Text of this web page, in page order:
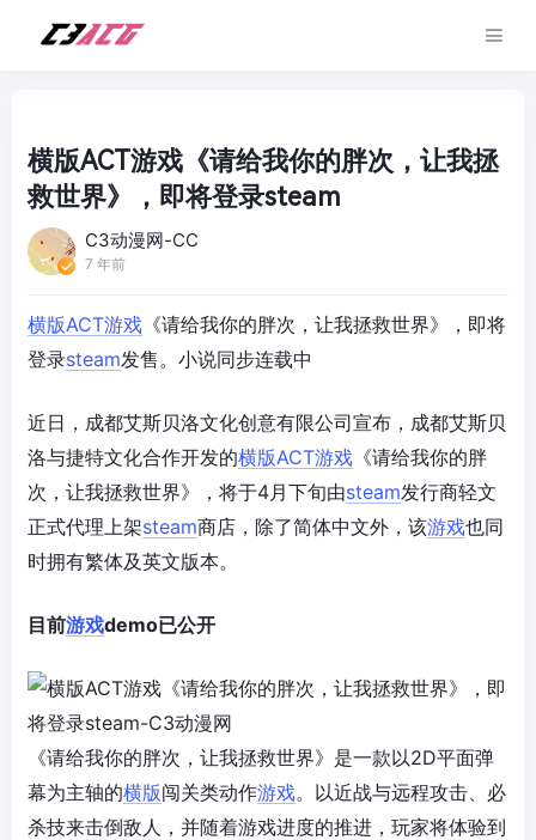
横版ACT游戏《请给我你的胖次，让我拯
救世界》，即将登录steam
C3动漫网-CC
7 年前
横版ACT游戏 《请给我你的胖次，让我拯救世界》，即将
登录steam发售。小说同步连载中
近日，成都艾斯贝洛文化创意有限公司宣布，成都艾斯贝
洛与捷特文化合作开发的横版ACT游戏 《请给我你的胖
次，让我拯救世界》，将于4月下旬由steam发行商轻文
正式代理上架steam商店，除了简体中文外，该游戏也同
时拥有繁体及英文版本。
目前游戏demo已公开
《请给我你的胖次，让我拯救世界》是一款以2D平面弹
幕为主轴的横版闯关类动作游戏。以近战与远程攻击、必
杀技来击倒敌人，并随着游戏进度的推进，玩家将体验到